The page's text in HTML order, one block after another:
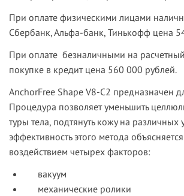
При оплате физическими лицами
Сбербанк, Альфа-банк, Тинькофф цена
При оплате безналичными на
покупке в кредит цена 560 000 рублей.
AnchorFree Shape V8-С2 пред­назна­чен
Про­цеду­ра поз­во­ля­ет умень­шить
ту­ры те­ла, под­тя­нуть ко­жу на раз­личных
эф­фектив­ность это­го ме­тода
воз­дей­стви­ем че­тырех фак­то­ров:
вакуум
механические ролики